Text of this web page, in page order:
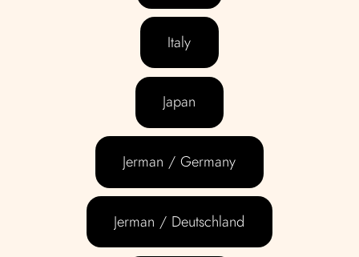
Italy
Japan
Jerman / Germany
Jerman / Deutschland